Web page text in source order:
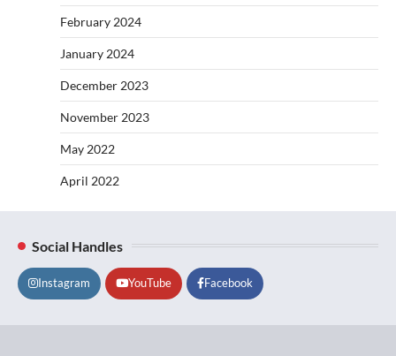
February 2024
January 2024
December 2023
November 2023
May 2022
April 2022
Social Handles
Instagram YouTube Facebook